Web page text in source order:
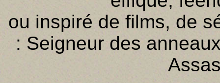
ou inspiré de films, de
: Seigneur des